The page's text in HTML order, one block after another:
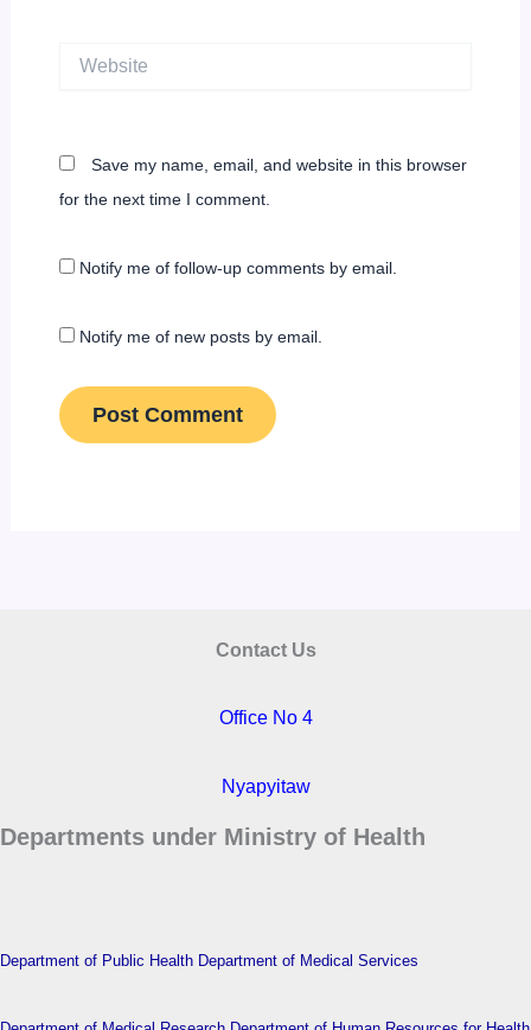
Website
Save my name, email, and website in this browser
for the next time I comment.
Notify me of follow-up comments by email.
Notify me of new posts by email.
Contact Us
Office No 4
Nyapyitaw
Departments under Ministry of Health
Department of Public Health Department of Medical Services